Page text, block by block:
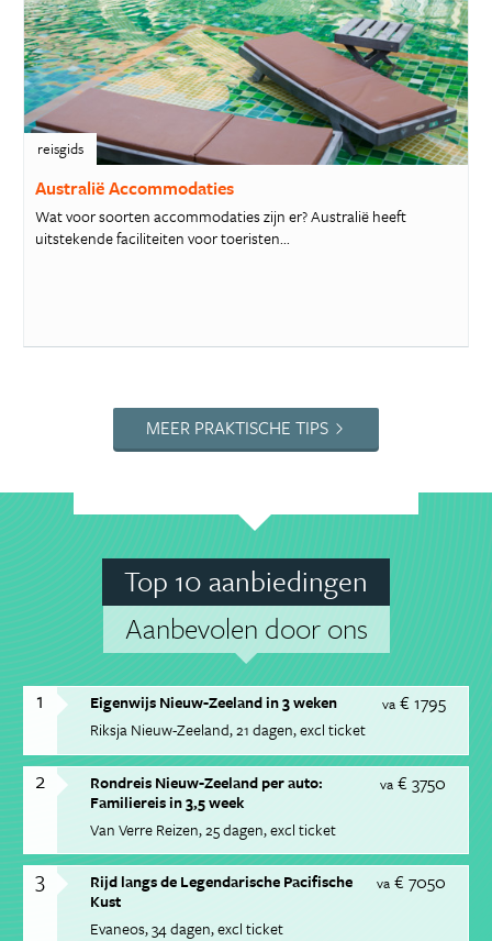
reisgids
Australië Accommodaties
Wat voor soorten accommodaties zijn er? Australië heeft
uitstekende faciliteiten voor toeristen...
MEER PRAKTISCHE TIPS
Top 10 aanbiedingen
Aanbevolen door ons
1 va € 1795
Eigenwijs Nieuw-Zeeland in 3 weken
Riksja Nieuw-Zeeland 21 dagen excl ticket
2 va € 3750
Rondreis Nieuw-Zeeland per auto:
Familiereis in 3,5 week
Van Verre Reizen 25 dagen excl ticket
3 va € 7050
Rijd langs de Legendarische Pacifische
Kust
Evaneos 34 dagen excl ticket